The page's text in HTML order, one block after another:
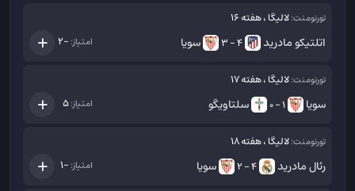
تورنومنت:لالیگا ، هفته 16
اتلتیکو مادرید 4 - 3 سویا امتیاز: -2
تورنومنت:لالیگا ، هفته 17
سویا 1 - 0 سلتاویگو امتیاز:5
تورنومنت:لالیگا ، هفته 18
رئال مادرید 4 - 2 سویا امتیاز: -1